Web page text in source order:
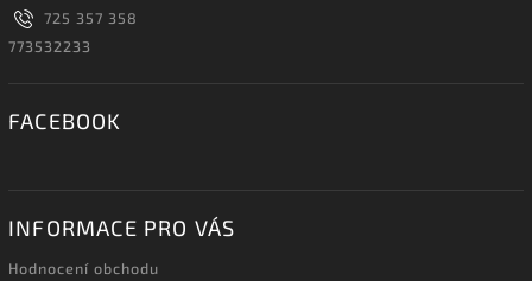
725 357 358
773532233
FACEBOOK
INFORMACE PRO VÁS
Hodnocení obchodu